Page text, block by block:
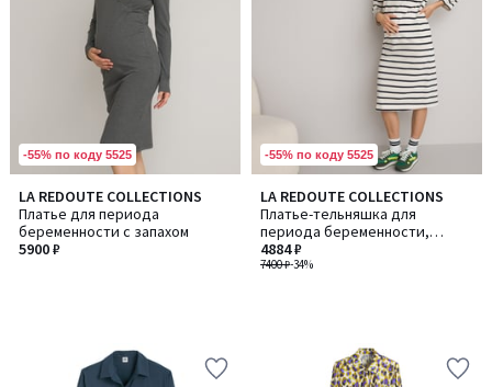
-55% по коду 5525
LA REDOUTE COLLECTIONS
Платье для периода
беременности с запахом
5900 ₽
-55% по коду 5525
LA REDOUTE COLLECTIONS
Платье-тельняшка для
периода беременности,
длина миди
7400 ₽-34%
4884 ₽